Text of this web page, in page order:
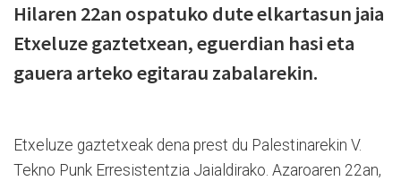
Hilaren 22an ospatuko dute elkartasun jaia
Etxeluze gaztetxean, eguerdian hasi eta
gauera arteko egitarau zabalarekin.
Etxeluze gaztetxeak dena prest du Palestinarekin V.
Tekno Punk Erresistentzia Jaialdirako. Azaroaren 22an,